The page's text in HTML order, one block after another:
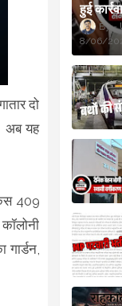
दो
अब यह
409
हुई
8/06/